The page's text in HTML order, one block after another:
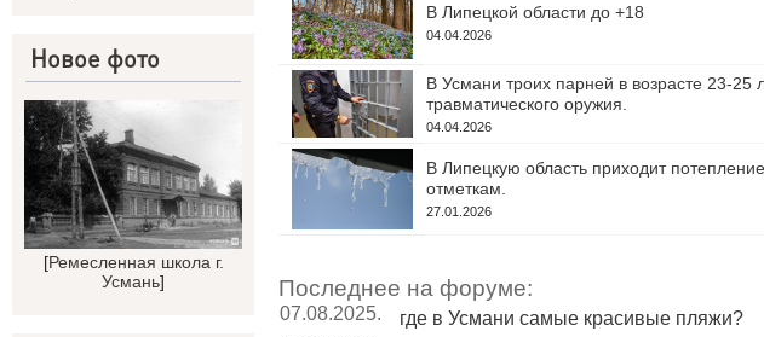
Новое фото
[Ремесленная школа г.
Усмань]
В Липецкой области до +18
04.04.2026
В Усмани троих парней в возрасте 23-25
травматического оружия.
04.04.2026
В Липецкую область приходит
отметкам.
27.01.2026
Последнее на форуме:
07.08.2025.
где в Усмани самые красивые пляжи?